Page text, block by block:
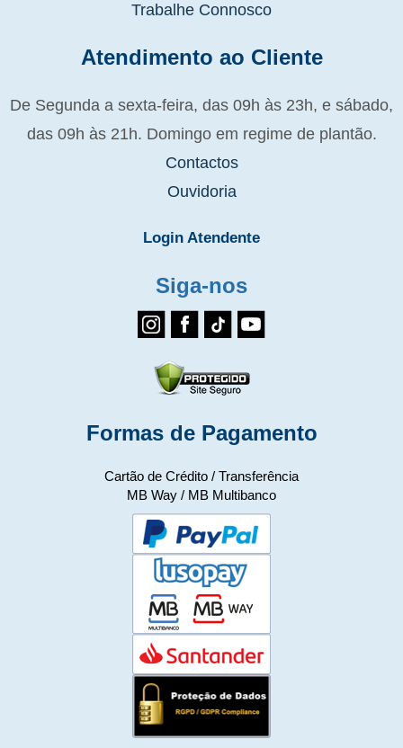
Trabalhe Connosco
Atendimento ao Cliente
De Segunda a sexta-feira, das 09h às 23h, e sábado,
das 09h às 21h. Domingo em regime de plantão.
Contactos
Ouvidoria
Login Atendente
Siga-nos
Formas de Pagamento
Cartão de Crédito / Transferência
MB Way / MB Multibanco